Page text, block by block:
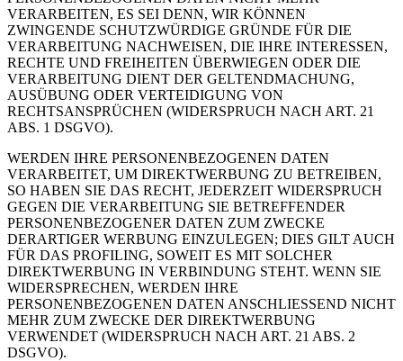
VERARBEITEN, ES SEI DENN, WIR KÖNNEN
ZWINGENDE SCHUTZWÜRDIGE GRÜNDE FÜR DIE
VERARBEITUNG NACHWEISEN, DIE IHRE INTERESSEN,
RECHTE UND FREIHEITEN ÜBERWIEGEN ODER DIE
VERARBEITUNG DIENT DER GELTENDMACHUNG,
AUSÜBUNG ODER VERTEIDIGUNG VON
RECHTSANSPRÜCHEN (WIDERSPRUCH NACH ART. 21
ABS. 1 DSGVO).
WERDEN IHRE PERSONENBEZOGENEN DATEN
VERARBEITET, UM DIREKTWERBUNG ZU BETREIBEN,
SO HABEN SIE DAS RECHT, JEDERZEIT WIDERSPRUCH
GEGEN DIE VERARBEITUNG SIE BETREFFENDER
PERSONENBEZOGENER DATEN ZUM ZWECKE
DERARTIGER WERBUNG EINZULEGEN; DIES GILT AUCH
FÜR DAS PROFILING, SOWEIT ES MIT SOLCHER
DIREKTWERBUNG IN VERBINDUNG STEHT. WENN SIE
WIDERSPRECHEN, WERDEN IHRE
PERSONENBEZOGENEN DATEN ANSCHLIESSEND NICHT
MEHR ZUM ZWECKE DER DIREKTWERBUNG
VERWENDET (WIDERSPRUCH NACH ART. 21 ABS. 2
DSGVO).